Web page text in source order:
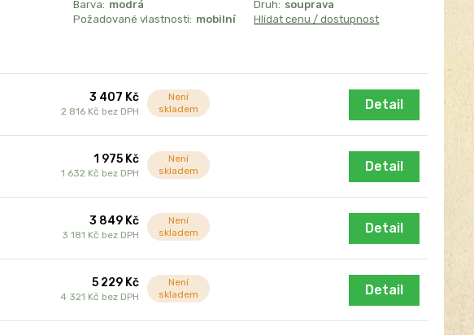
Barva: modrá Druh: souprava
Požadované vlastnosti: mobilní Hlídat cenu / dostupnost
3 407 Kč
2 816 Kč bez DPH
Není
skladem
Detail
1 975 Kč
1 632 Kč bez DPH
Není
skladem
Detail
3 849 Kč
3 181 Kč bez DPH
Není
skladem
Detail
5 229 Kč
4 321 Kč bez DPH
Není
skladem
Detail